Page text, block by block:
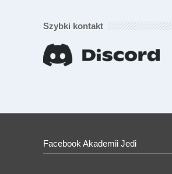
Szybki kontakt
Facebook Akademii Jedi